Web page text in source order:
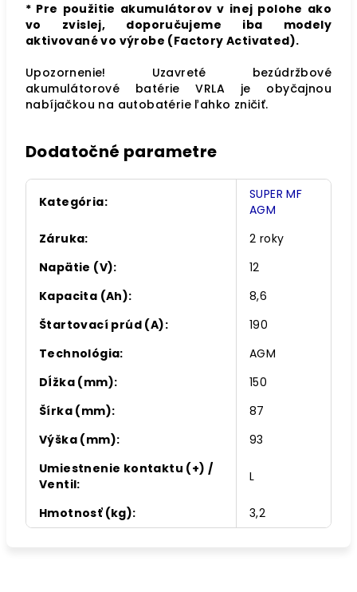
* Pre použitie akumulátorov v inej polohe ako
vo zvislej, doporučujeme iba modely
aktivované vo výrobe (Factory Activated).
Upozornenie! Uzavreté bezúdržbové
akumulátorové batérie VRLA je obyčajnou
nabíjačkou na autobatérie ľahko zničiť.
Dodatočné parametre
Kategória:
SUPER MF
AGM
Záruka:
2 roky
Napätie (V):
12
Kapacita (Ah):
8,6
Štartovací prúd (A):
190
Technológia:
AGM
Dĺžka (mm):
150
Šírka (mm):
87
Výška (mm):
93
Umiestnenie kontaktu (+) /
Ventil: L
Hmotnosť (kg): 3,2